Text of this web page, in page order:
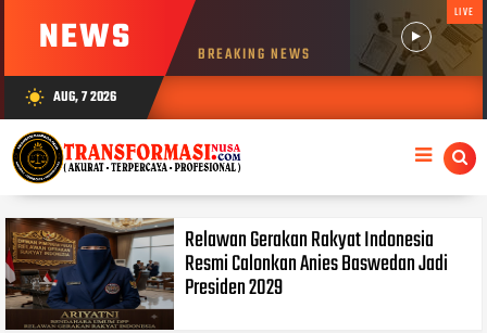
NEWS BREAKING NEWS
LIVE
wb_sunny AUG, 7 2026
Relawan Gerakan Rakyat Indonesia
Resmi Calonkan Anies Baswedan Jadi
Presiden 2029